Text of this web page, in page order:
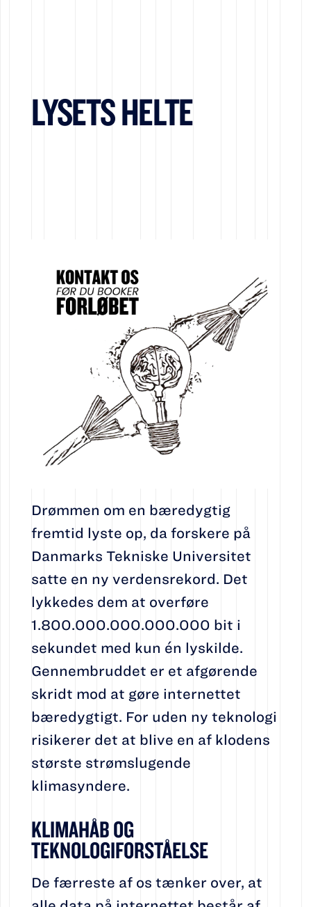
LYSETS HELTE
Drømmen om en bæredygtig
fremtid lyste op, da forskere på
Danmarks Tekniske Universitet
satte en ny verdensrekord. Det
lykkedes dem at overføre
1.800.000.000.000.000 bit i
sekundet med kun én lyskilde.
Gennembruddet er et afgørende
skridt mod at gøre internettet
bæredygtigt. For uden ny teknologi
risikerer det at blive en af klodens
største strømslugende
klimasyndere.
KLIMAHÅB OG
TEKNOLOGIFORSTÅELSE
De færreste af os tænker over, at